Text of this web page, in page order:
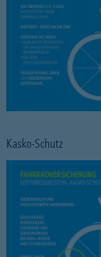
Kasko-Schutz